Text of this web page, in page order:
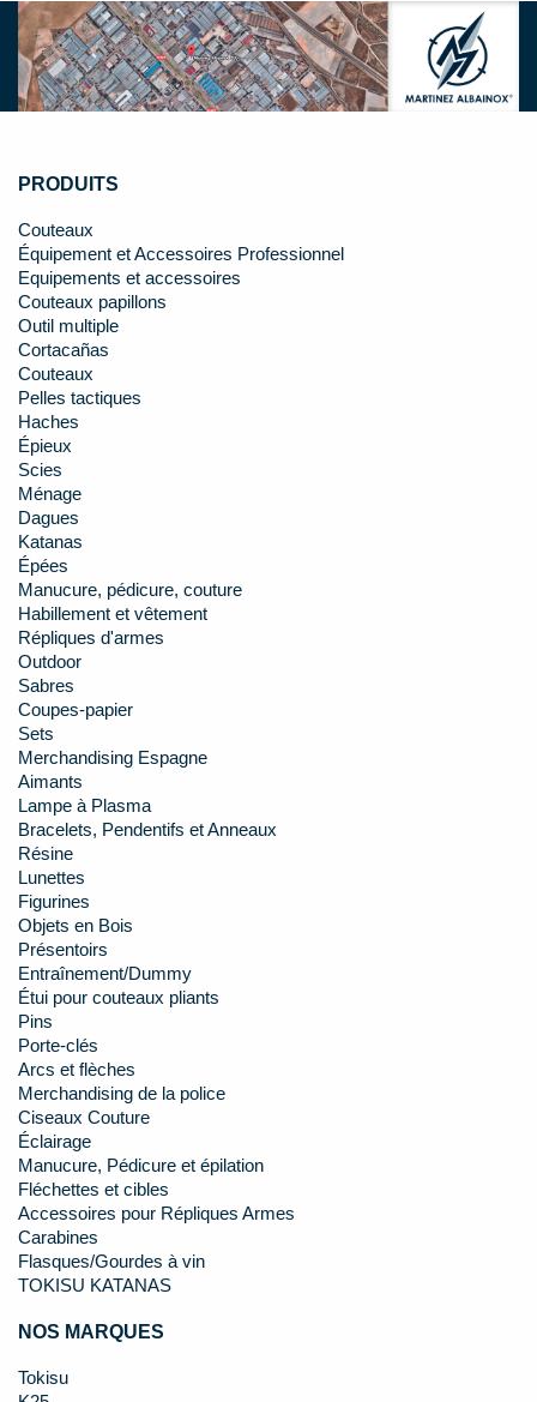
PRODUITS
Couteaux
Équipement et Accessoires Professionnel
Equipements et accessoires
Couteaux papillons
Outil multiple
Cortacañas
Couteaux
Pelles tactiques
Haches
Épieux
Scies
Ménage
Dagues
Katanas
Épées
Manucure, pédicure, couture
Habillement et vêtement
Répliques d'armes
Outdoor
Sabres
Coupes-papier
Sets
Merchandising Espagne
Aimants
Lampe à Plasma
Bracelets, Pendentifs et Anneaux
Résine
Lunettes
Figurines
Objets en Bois
Présentoirs
Entraînement/Dummy
Étui pour couteaux pliants
Pins
Porte-clés
Arcs et flèches
Merchandising de la police
Ciseaux Couture
Éclairage
Manucure, Pédicure et épilation
Fléchettes et cibles
Accessoires pour Répliques Armes
Carabines
Flasques/Gourdes à vin
TOKISU KATANAS
NOS MARQUES
Tokisu